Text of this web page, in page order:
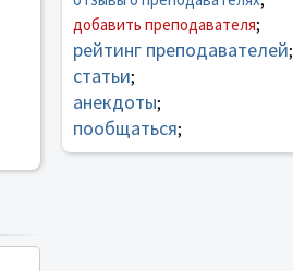
добавить преподавателя;
рейтинг преподавателей;
статьи;
анекдоты;
пообщаться;